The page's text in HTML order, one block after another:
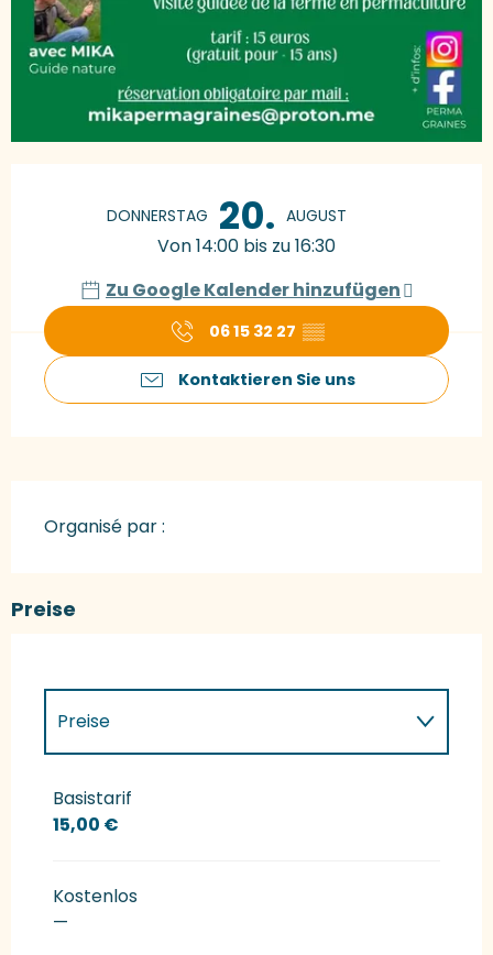
DONNERSTAG 20. AUGUST
Von 14:00 bis zu 16:30
Zu Google Kalender hinzufügen
06 15 32 27 ▒▒
Kontaktieren Sie uns
Organisé par :
Preise
Preise
Preise 2027
Basistarif
15,00 €
Kostenlos
—